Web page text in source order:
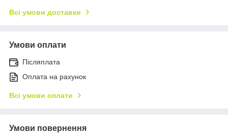
Всі умови доставки
Умови оплати
Післяплата
Оплата на рахунок
Всі умови оплати
Умови повернення